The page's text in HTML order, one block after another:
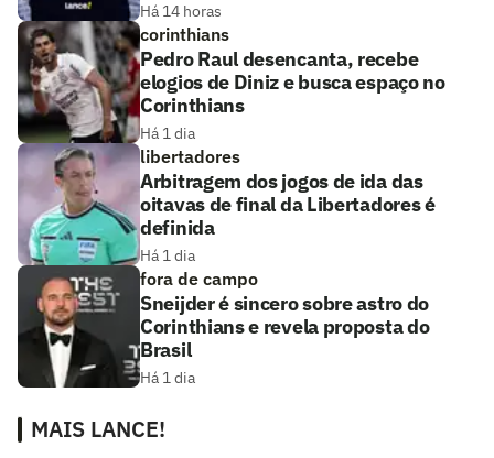
Há 14 horas
corinthians
Pedro Raul desencanta, recebe
elogios de Diniz e busca espaço no
Corinthians
Há 1 dia
libertadores
Arbitragem dos jogos de ida das
oitavas de final da Libertadores é
definida
Há 1 dia
fora de campo
Sneijder é sincero sobre astro do
Corinthians e revela proposta do
Brasil
Há 1 dia
MAIS LANCE!